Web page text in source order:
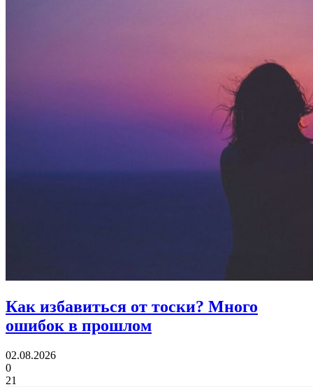
Как избавиться от тоски? Много
ошибок в прошлом
02.08.2026
0
21